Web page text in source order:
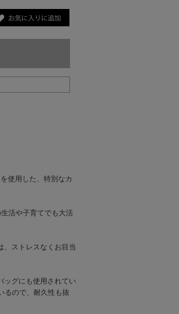
使用した、特別なカ
活や子育てでも大活
、ストレスなくお目当
ッグにも使用されてい
るので、耐久性も抜